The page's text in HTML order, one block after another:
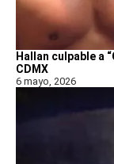
Hallan culpable a
CDMX
6 mayo, 2026